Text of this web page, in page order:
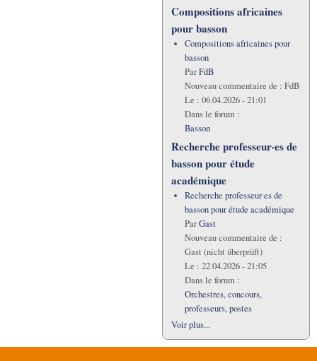
Compositions africaines
pour basson
Compositions africaines pour
basson
ParFdB
Nouveau commentaire de : FdB
Le : 06.04.2026 - 21:01
Dans le forum :
Basson
Recherche professeur·es de
basson pour étude
académique
Recherche professeur·es de
basson pour étude académique
ParGast
Nouveau commentaire de :
Gast (nicht überprüft)
Le : 22.04.2026 - 21:05
Dans le forum :
Orchestres, concours,
professeurs, postes
Voir plus...